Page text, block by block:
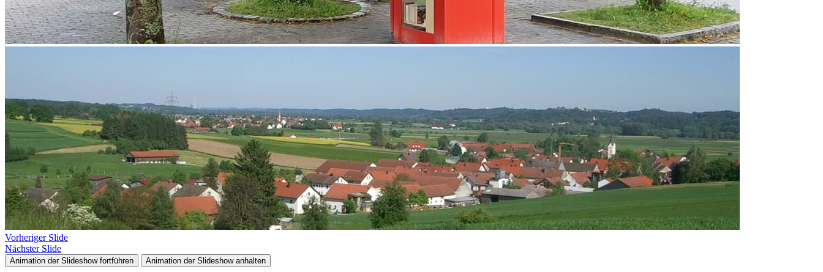
Vorheriger Slide
Nächster Slide
Animation der Slideshow fortführen Animation der Slideshow anhalten